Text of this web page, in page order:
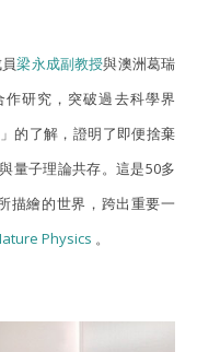
梁永成副教授與澳洲葛瑞
研究，突破過去科學界
的了解，證明了即便捨棄
量子理論共存。這是50多
描繪的世界，跨出重要一
Physics 。